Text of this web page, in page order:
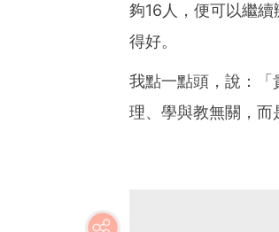
夠16人，便可以繼
得好。
我點一點頭，說：
理、學與教無關，而